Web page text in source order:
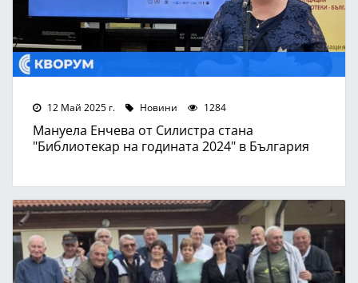
12 Май 2025 г. Новини 1284
Мануела Енчева от Силистра стана
"Библиотекар на годината 2024" в България